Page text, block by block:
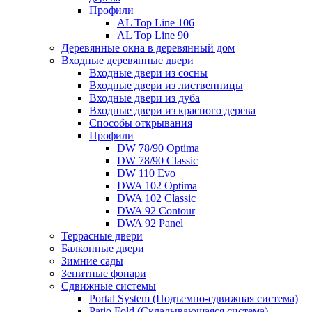
Профили
AL Top Line 106
AL Top Line 90
Деревянные окна в деревянный дом
Входные деревянные двери
Входные двери из сосны
Входные двери из лиственницы
Входные двери из дуба
Входные двери из красного дерева
Способы открывания
Профили
DW 78/90 Optima
DW 78/90 Classic
DW 110 Evo
DWA 102 Optima
DWA 102 Classic
DWA 92 Contour
DWA 92 Panel
Террасные двери
Балконные двери
Зимние сады
Зенитные фонари
Сдвижные системы
Portal System (Подъемно-сдвижная система)